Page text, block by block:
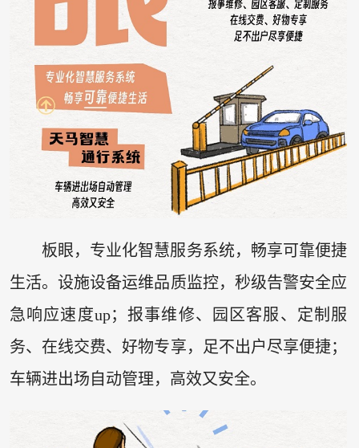
板眼，专业化智慧服务系统，畅享可靠便捷
生活。设施设备运维品质监控，秒级告警安全应
急响应速度up；报事维修、园区客服、定制服
务、在线交费、好物专享，足不出户尽享便捷；
车辆进出场自动管理，高效又安全。